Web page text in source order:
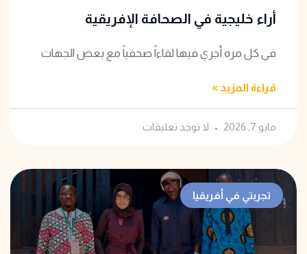
أراء خليجية في الصحافة الإفريقية
في كل مره أجري فيها لقاءاً صحفياً مع بعض الجهات
قراءة المزيد »
مايو 7, 2026 لا توجد تعليقات
تجربتي في أفريقيا